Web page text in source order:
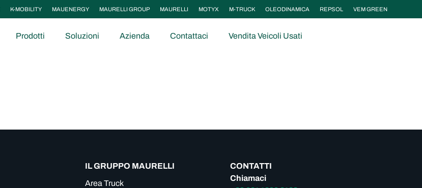
K-MOBILITY MAUENERGY MAURELLI GROUP MAURELLI MOTYX M-TRUCK OLEODINAMICA REPSOL VEM GREEN
Prodotti Soluzioni Azienda Contattaci Vendita Veicoli Usati
IL GRUPPO MAURELLI
Area Truck
CONTATTI
Chiamaci